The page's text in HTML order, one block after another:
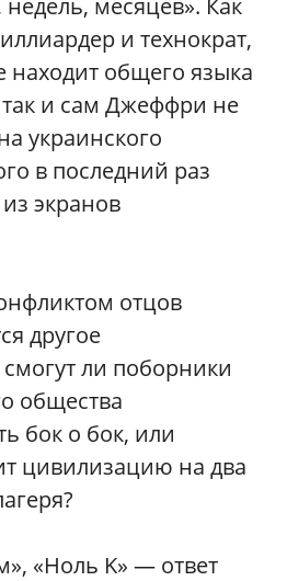
и технократ,
общего языка
и сам Джеффри не
украинского
в последний раз
экранов
отцов
другое
ли поборники
общества
бок о бок, или
цивилизацию на два
«Ноль K» — ответ